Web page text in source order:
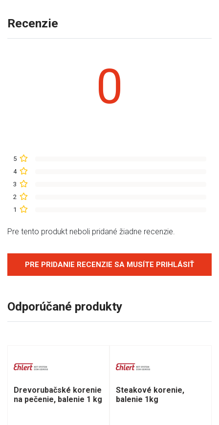
Recenzie
0
5
4
3
2
1
Pre tento produkt neboli pridané žiadne recenzie.
PRE PRIDANIE RECENZIE SA MUSÍTE PRIHLÁSIŤ
Odporúčané produkty
Drevorubačské korenie
na pečenie, balenie 1 kg
Steakové korenie,
balenie 1kg